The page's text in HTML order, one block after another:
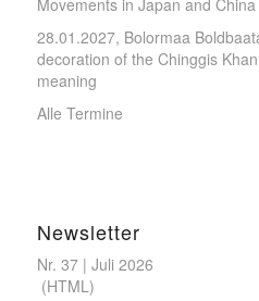
28.01.2027, Bolormaa
decoration of the Chinggis
meaning
Alle Termine
Newsletter
Nr. 37 | Juli 2026
(HTML )